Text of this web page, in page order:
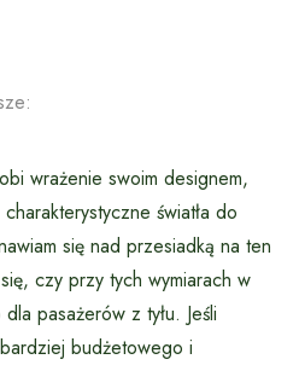
wrażenie swoim designem,
światła do
się nad przesiadką na ten
czy przy tych wymiarach w
pasażerów z tyłu. Jeśli
budżetowego i